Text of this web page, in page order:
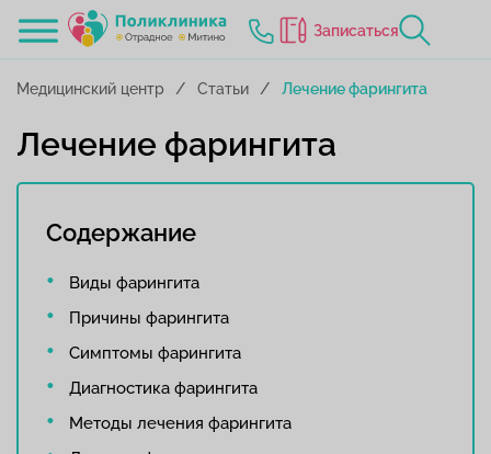
Записаться
Медицинский центр Статьи Лечение фарингита
Лечение фарингита
Содержание
Виды фарингита
Причины фарингита
Симптомы фарингита
Диагностика фарингита
Методы лечения фарингита